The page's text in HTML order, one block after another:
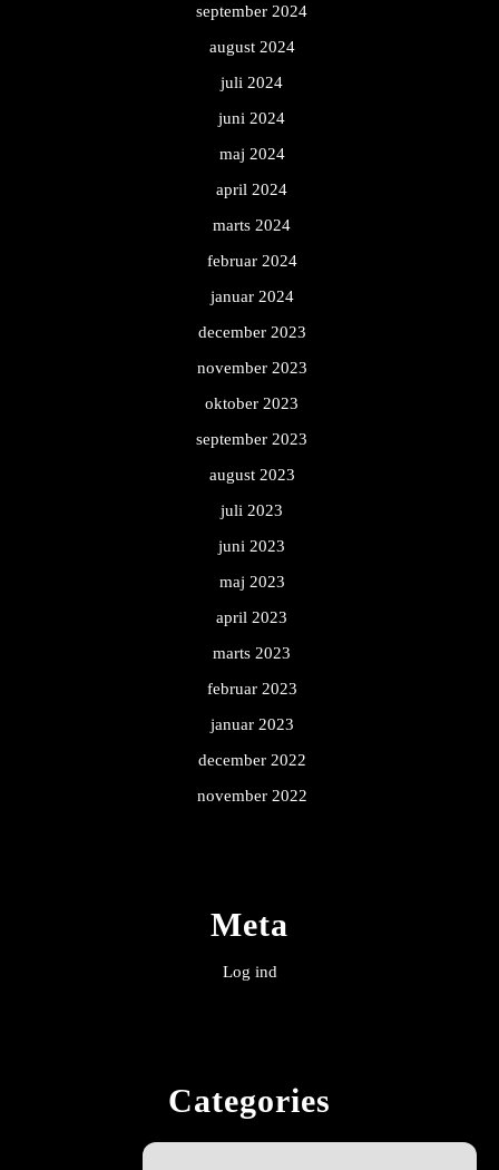
september 2024
august 2024
juli 2024
juni 2024
maj 2024
april 2024
marts 2024
februar 2024
januar 2024
december 2023
november 2023
oktober 2023
september 2023
august 2023
juli 2023
juni 2023
maj 2023
april 2023
marts 2023
februar 2023
januar 2023
december 2022
november 2022
Meta
Log ind
Categories
Alle guides